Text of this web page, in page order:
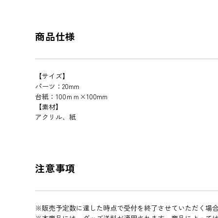
商品仕様
【サイズ】
パーツ：20mm
台紙：100ｍｍ×100mm
【素材】
アクリル、紙
注意事項
※販売予定数に達した時点で受付を終了させていただく場合